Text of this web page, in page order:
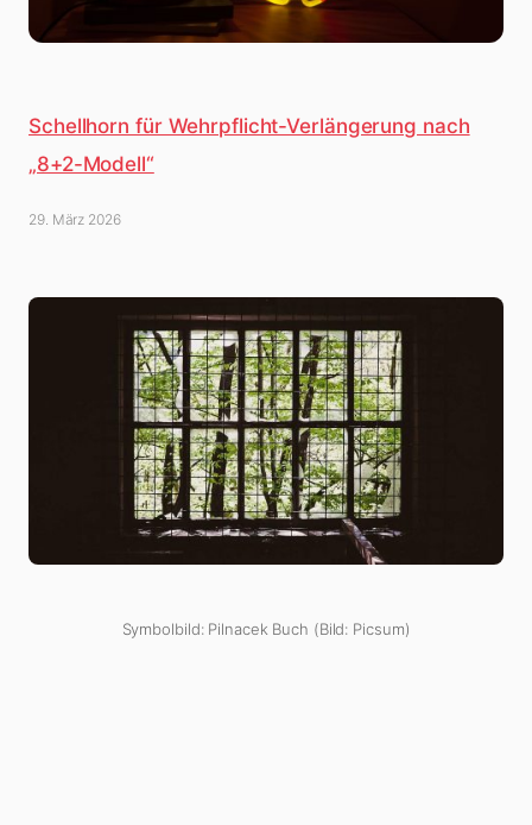
Schellhorn für Wehrpflicht-Verlängerung nach
„8+2-Modell“
29. März 2026
Symbolbild: Pilnacek Buch (Bild: Picsum)